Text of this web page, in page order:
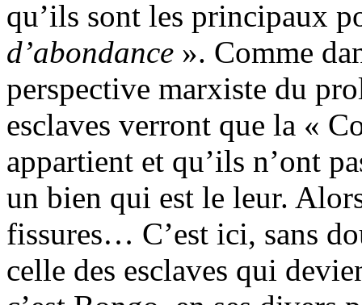
qu’ils sont les principaux
d’abondance ». Comme
perspective marxiste du
esclaves verront que la «
appartient et qu’ils n’ont
un bien qui est le leur.
fissures… C’est ici, sans
celle des esclaves qui